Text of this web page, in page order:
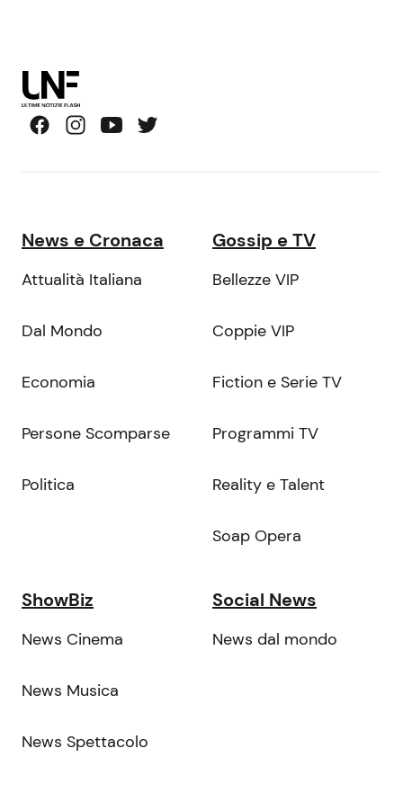
News e Cronaca
Attualità Italiana
Dal Mondo
Economia
Persone Scomparse
Politica
Gossip e TV
Bellezze VIP
Coppie VIP
Fiction e Serie TV
Programmi TV
Reality e Talent
Soap Opera
ShowBiz
News Cinema
News Musica
News Spettacolo
Social News
News dal mondo